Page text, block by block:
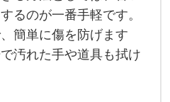
るのが一番手軽です。
簡単に傷を防げます
汚れた手や道具も拭け